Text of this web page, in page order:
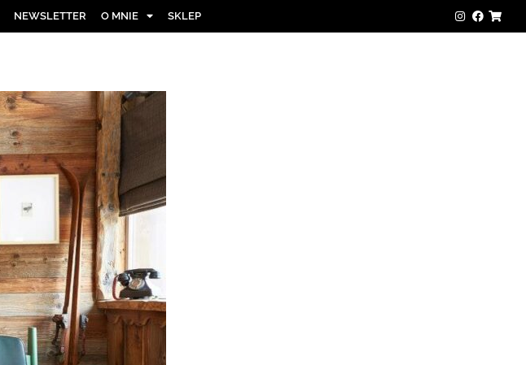
NEWSLETTER O MNIE SKLEP